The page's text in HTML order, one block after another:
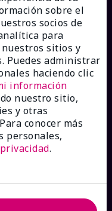
sobre el
socios de
para
sitios y
Puedes administrar
haciendo clic
información
nuestro sitio,
y otras
conocer más
personales,
.